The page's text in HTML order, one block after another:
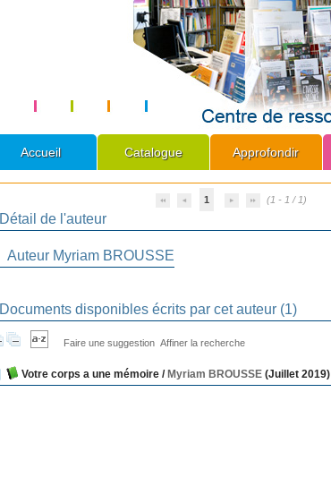
Accueil Catalogue Approfondir
1 (1 - 1 / 1)
Détail de l'auteur
Auteur Myriam BROUSSE
Documents disponibles écrits par cet auteur (1)
Faire une suggestion Affiner la recherche
Votre corps a une mémoire/ Myriam BROUSSE(Juillet 2019)